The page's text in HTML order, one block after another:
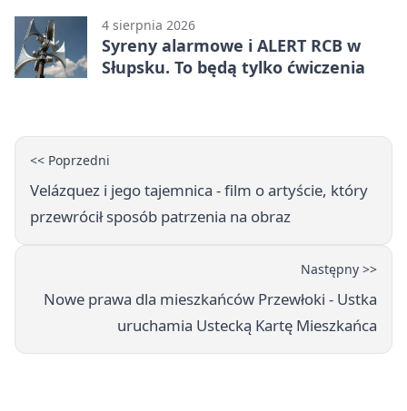
4 sierpnia 2026
Syreny alarmowe i ALERT RCB w
Słupsku. To będą tylko ćwiczenia
<< Poprzedni
Velázquez i jego tajemnica - film o artyście, który
przewrócił sposób patrzenia na obraz
Następny >>
Nowe prawa dla mieszkańców Przewłoki - Ustka
uruchamia Ustecką Kartę Mieszkańca